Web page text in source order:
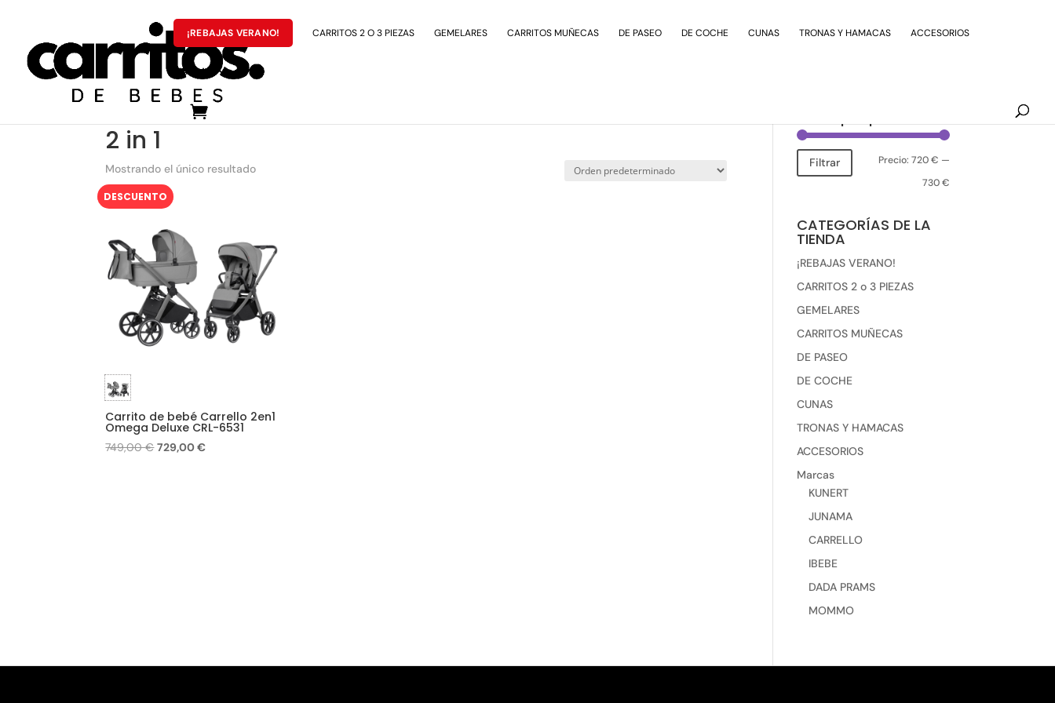
¡REBAJAS VERANO! CARRITOS 2 O 3 PIEZAS GEMELARES CARRITOS MUÑECAS DE PASEO DE COCHE CUNAS TRONAS Y HAMACAS ACCESORIOS
MARCAS
productos
2 in 1
Mostrando el único resultado
DESCUENTO
Carrito de bebé Carrello 2en1
Omega Deluxe CRL-6531
749,00€El
729,00€El
Precio
mínimo
Precio
máximo
Filtrar Precio: 720 € —
730 €
CATEGORÍAS DE LA
TIENDA
¡REBAJAS VERANO!
CARRITOS 2 o 3 PIEZAS
GEMELARES
CARRITOS MUÑECAS
DE PASEO
DE COCHE
CUNAS
TRONAS Y HAMACAS
ACCESORIOS
Marcas
KUNERT
JUNAMA
CARRELLO
IBEBE
DADA PRAMS
MOMMO